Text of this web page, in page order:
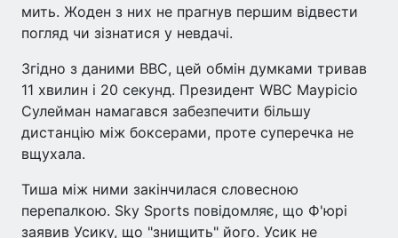
мить. Жоден з них не прагнув першим відвести
погляд чи зізнатися у невдачі.
Згідно з даними BBC, цей обмін думками тривав
11 хвилин і 20 секунд. Президент WBC Маурісіо
Сулейман намагався забезпечити більшу
дистанцію між боксерами, проте суперечка не
вщухала.
Тиша між ними закінчилася словесною
перепалкою. Sky Sports повідомляє, що Ф'юрі
заявив Усику, що "знищить" його. Усик не